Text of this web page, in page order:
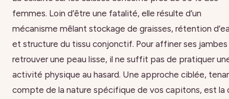
femmes. Loin d’être une fatalité, elle résulte d’un
mécanisme mêlant stockage de graisses, rétention
et structure du tissu conjonctif. Pour affiner ses
retrouver une peau lisse, il ne suffit pas de pratiquer
activité physique au hasard. Une approche ciblée,
compte de la nature spécifique de vos capitons, est la